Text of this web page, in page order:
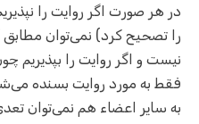
در هر صورت اگر روایت را
را تصحیح کرد) نمی‌توان مطابق
نیست و اگر روایت را
فقط به مورد روایت بسنده
به سایر اعضاء هم نمی‌توان